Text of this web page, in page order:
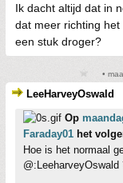
Ik dacht altijd dat in
dat meer richting
een stuk droger?
•
LeeHarveyOswald
Op
Faraday01 het
Hoe is het normaal